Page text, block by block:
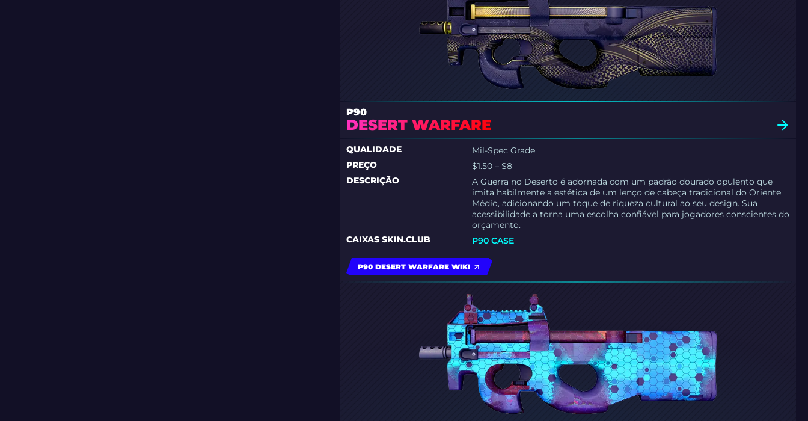
P90
DESERT WARFARE
QUALIDADE
Mil-Spec Grade
PREÇO
$1.50 – $8
DESCRIÇÃO
A Guerra no Deserto é adornada com um padrão dourado opulento que
imita habilmente a estética de um lenço de cabeça tradicional do Oriente
Médio, adicionando um toque de riqueza cultural ao seu design. Sua
acessibilidade a torna uma escolha confiável para jogadores conscientes do
orçamento.
CAIXAS SKIN.CLUB
P90 CASE
P90 DESERT WARFARE WIKI